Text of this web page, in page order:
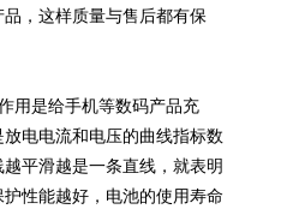
，这样质量与售后都有保
是给手机等数码产品充
电电流和电压的曲线指标数
平滑越是一条直线，就表明
性能越好，电池的使用寿命